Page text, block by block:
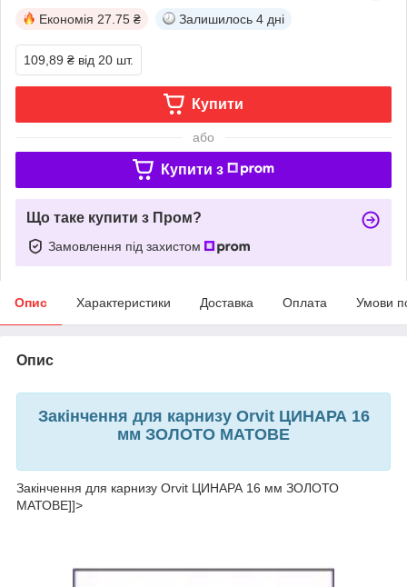
Економія 27.75 ₴ Залишилось 4 дні
109,89 ₴ від 20 шт.
Купити
або
Купити з
Що таке купити з Пром?
Замовлення під захистом
Опис Характеристики Доставка Оплата Умови
Опис
Закінчення для карнизу Orvit ЦИНАРА 16
мм ЗОЛОТО МАТОВЕ
Закінчення для карнизу Orvit ЦИНАРА 16 мм ЗОЛОТО
МАТОВЕ]]>